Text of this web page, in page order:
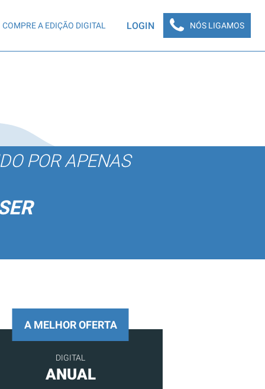
COMPRE A EDIÇÃO DIGITAL LOGIN NÓS LIGAMOS
POR APENAS
A MELHOR OFERTA
DIGITAL
ANUAL